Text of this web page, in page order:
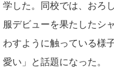
学した。同校では、おろ
服デビューを果たしたシ
わすように触っている様
愛い」と話題になった。